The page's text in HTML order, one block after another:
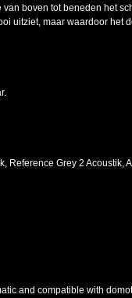
boven tot beneden het
uitziet, maar waardoor het
Reference Grey 2 Acoustik,
and compatible with